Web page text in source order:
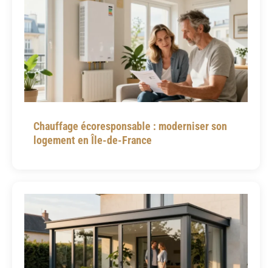
Chauffage écoresponsable : moderniser son
logement en Île-de-France